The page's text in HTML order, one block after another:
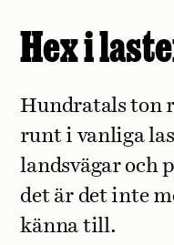
Hex i
Hundratals ton
runt i vanliga
landsvägar och
det är det inte
känna till.